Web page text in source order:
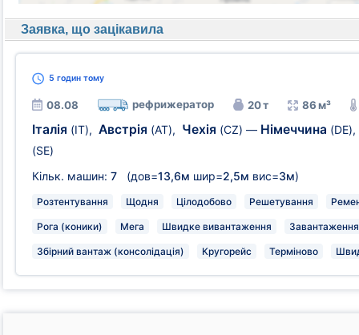
Заявка, що зацікавила
5 годинтому
08.08 рефрижератор 20 т 86 м³
Італія (IT), Австрія (AT), Чехія (CZ) — Німеччина (DE),
(SE)
Кільк. машин: 7(дов=13,6м шир=2,5м вис=3м)
Розтентування Щодня Цілодобово Решетування
Рога (коники) Мега Швидке вивантаження Завантаження
Збірний вантаж (консолідація) Кругорейс Терміново